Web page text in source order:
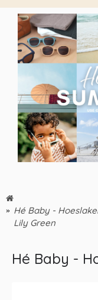
Hé Baby -
Lily Green